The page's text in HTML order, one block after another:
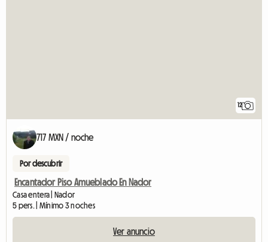
12
717 MXN / noche
Por descubrir
Encantador Piso Amueblado En Nador
Casa entera | Nador
5 pers. | Mínimo 3 noches
Ver anuncio